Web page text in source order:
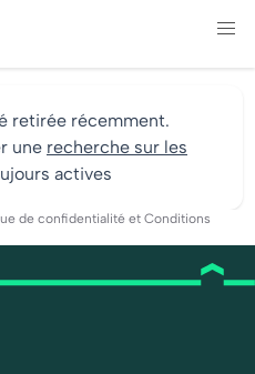
retirée récemment.
une recherche sur les
actives
de confidentialité et Conditions